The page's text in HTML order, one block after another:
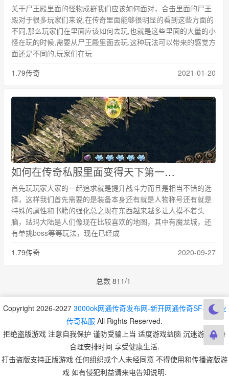
关于尸王殿里面的怪物成群我们应该如何面对，合击里面的尸王
殿对于很多玩家们来说,在传奇里面能够很明显的看到这些方面的
不同,那么玩家们在里面应该如何去玩,也就是这些里面的大量的小
怪在玩的时候,需要从尸王殿里面去玩,这种玩法可以带来的感觉方
面还是不同的,玩家们在玩
1.79传奇
2021-01-20
如何在传奇私服里面变得天下第一攻击战斗力提升爆表需要哪些步骤和装备
首先玩玩家大家的一起追求就是提升战斗力而且是相当不错的选
择，这样我们首先需要的是装备本身还有就是人物称号还有就是
特殊的属性和书籍的强化总之现在东西越来越多让人摸不着头
脑，珐玛大陆是人们像现在比较喜欢的地图，其中有魔龙城，还
有单挑boss等等玩法，现在已经成
1.79传奇
2020-09-27
总数 81 1/1
Copyright 2026-2027 3000ok网通传奇发布网-新开网通传奇SF-单职业
传奇私服 All Rights Reserved.
拒绝盗版游戏 注意自我保护 谨防受骗上当 适度游戏益脑 沉迷游戏伤身
合理安排时间 享受健康生活.
打击盗版支持正版游戏 任何组织或个人未经同意 不得使用和传播盗版游
戏 如有侵犯利益请来电告知说明.